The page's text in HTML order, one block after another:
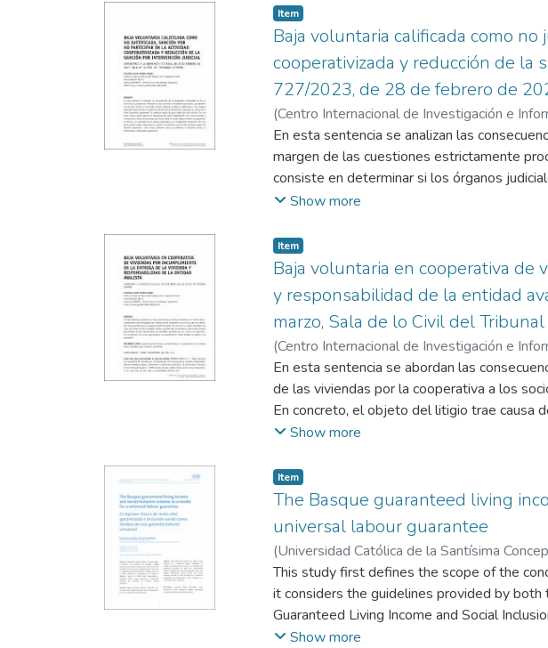
por expulsión; una recopilación de las
injustificadas; un proceloso estudio de los
socios que tras causar baja en la sociedad
de actividad, con especial atención a la
afrontar las transiciones a lo largo de la
Item
Baja voluntaria calificada como
cooperativizada y reducción de la
727/2023, de 28 de febrero de
(Centro Internacional de Investigación e
26 )Arrieta Idiakez, Francisco Javier
En esta sentencia se analizan las
margen de las cuestiones estrictamente
consiste en determinar si los órganos
cuantía de la multa impuesta. Igualmente,
versan sobre un mismo litigio y forman una
fundamentos de Derecho. Por otra
parte, porque puede observarse la
la baja calificada como no justificada, la
Show more
Item
Baja voluntaria en cooperativa
y responsabilidad de la entidad
marzo, Sala de lo Civil del
(Centro Internacional de Investigación e
Arrieta Idiakez, Francisco Javier
En esta sentencia se abordan las
de las viviendas por la cooperativa a los
En concreto, el objeto del litigio trae causa
disenso que le libera de tener que devolver
Show more
Item
The Basque guaranteed living
universal labour guarantee
(Universidad Católica de la Santísima
This study first defines the scope of the
it considers the guidelines provided by both
Guaranteed Living Income and Social
concept of a Universal Labour Guarantee.
Show more